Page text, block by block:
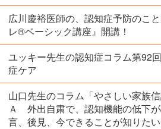
広川慶裕医師の、認知症予防のこ
レ®️ベーシック講座』開講！
ユッキー先生の認知症コラム第92
症ケア
山口先生のコラム「やさしい家族
Ａ 外出自粛で、認知機能の低下
言、後見、今できることが知りたい